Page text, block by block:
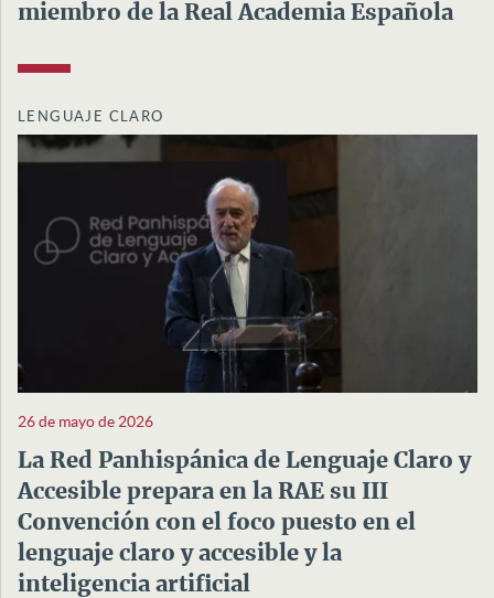
miembro de la Real Academia Española
LENGUAJE CLARO
26 de mayo de 2026
La Red Panhispánica de Lenguaje Claro y
Accesible prepara en la RAE su III
Convención con el foco puesto en el
lenguaje claro y accesible y la
inteligencia artificial